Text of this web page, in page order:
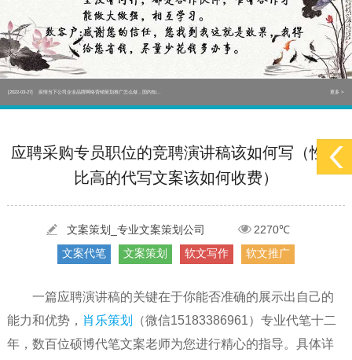
[2022-05-29] 实体门店如何做网络推广吸引客户，实体店网络营销技巧... 更多 >
[2022-05-04] 污水处理设备厂家产品如何做网络推广（污水处理项目网... 更多 >
[2022-03-27] 疫情当下公司企业品牌网络营销策划推广怎么做，国内知... 更多 >
[2022-05-29] 实体门店如何做网络推广吸引客户，实体店网络营销技巧... 更多 >
污水处理设备厂家产品如何做网络推广（污水处理项目网...
应聘采购专员职位的竞聘演讲稿该如何写（性价
比高的代写文案该如何收费）
文案策划_专业文案策划公司
2270℃
文案代笔
文案策划 软文写作 软文推广
一篇应聘演讲稿的关键在于你能否准确的展示出自己的
能力和优势， 肖乐策划
（微信15183386961）专业代笔十二
年，数百位硕博代笔文案老师为您进行精心的指导。具体详